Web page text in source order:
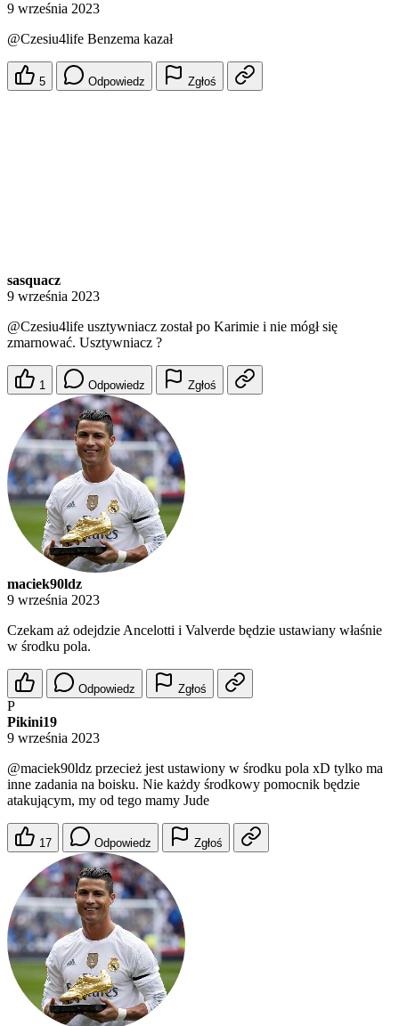
9 września 2023
@Czesiu4life Benzema kazał
5 Odpowiedz Zgłoś
sasquacz
9 września 2023
@Czesiu4life usztywniacz został po Karimie i nie mógł się
zmarnować. Usztywniacz ?
1 Odpowiedz Zgłoś
maciek90ldz
9 września 2023
Czekam aż odejdzie Ancelotti i Valverde będzie ustawiany właśnie
w środku pola.
Odpowiedz Zgłoś
P
Pikini19
9 września 2023
@maciek90ldz przecież jest ustawiony w środku pola xD tylko ma
inne zadania na boisku. Nie każdy środkowy pomocnik będzie
atakującym, my od tego mamy Jude
17 Odpowiedz Zgłoś